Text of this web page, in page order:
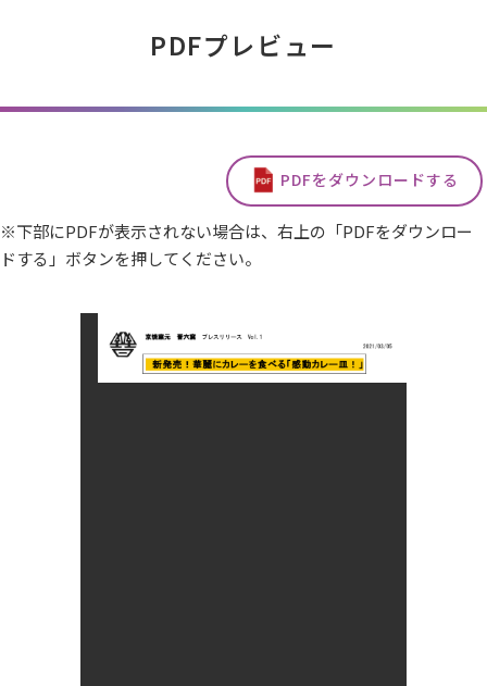
PDFプレビュー
PDFをダウンロードする
※下部にPDFが表示されない場合は、右上の「PDFをダウンロー
ドする」ボタンを押してください。